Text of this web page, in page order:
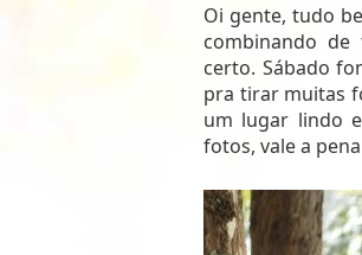
Oi gente, tudo
combinando
certo. Sábado
pra tirar muitas
um lugar lindo
fotos, vale a